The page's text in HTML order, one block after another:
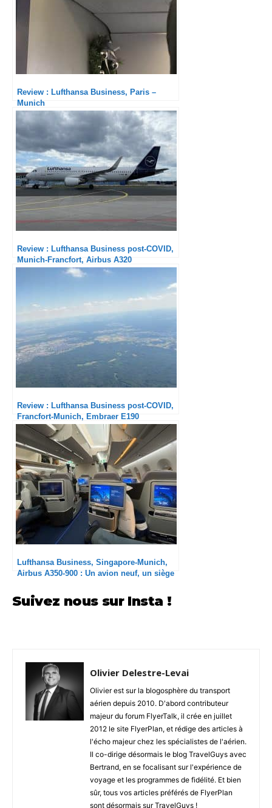
Review : Lufthansa Business, Paris –
Munich
Review : Lufthansa Business post-COVID,
Munich-Francfort, Airbus A320
Review : Lufthansa Business post-COVID,
Francfort-Munich, Embraer E190
Lufthansa Business, Singapore-Munich,
Airbus A350-900 : Un avion neuf, un siège
Suivez nous sur Insta !
Olivier Delestre-Levai
Olivier est sur la blogosphère du transport
aérien depuis 2010. D'abord contributeur
majeur du forum FlyerTalk, il crée en juillet
2012 le site FlyerPlan, et rédige des articles à
l'écho majeur chez les spécialistes de l'aérien.
Il co-dirige désormais le blog TravelGuys avec
Bertrand, en se focalisant sur l'expérience de
voyage et les programmes de fidélité. Et bien
sûr, tous vos articles préférés de FlyerPlan
sont désormais sur TravelGuys !